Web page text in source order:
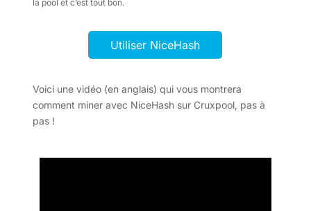
la pool et c’est tout bon.
Utiliser NiceHash
Voici une vidéo (en anglais) qui vous montrera
comment miner avec NiceHash sur Cruxpool, pas à
pas !